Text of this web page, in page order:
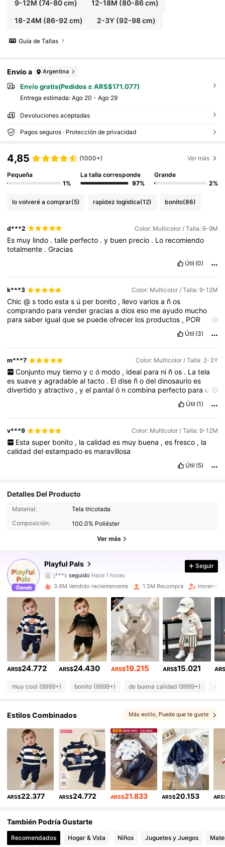
9-12M (74-80 cm) 12-18M (80-86 cm)
18-24M (86-92 cm) 2-3Y (92-98 cm)
Guía de Tallas
Envío a Argentina
Envío gratis(Pedidos ≥ ARS$171.077)
Entrega estimada: Ago 20 - Ago 29
Devoluciones aceptadas
Pagos seguros · Protección de privacidad
4,85 (1000+) Ver más
Pequeña
1%
La talla corresponde
97%
Grande
2%
lo volveré a comprar(5) rapidez logística(12) bonito(86)
d***2 Color: Multicolor / Talla: 6-9M
Es muy lindo .talle perfecto .y buen precio . Lo recomiendo
totalmente .Gracias
Útil (0)
k***3 Color: Multicolor / Talla: 9-12M
Chic@stodoestas ú per bonito , llevovariosa ños
comprando paravendergraciasadioseso meayudo mucho
parasaber igualquese puedeofrecer los productos , POR
podemos
encontramos
cuandonolorecomiendanycuandosi,asíquetomenen
cuentaeso . Los
muy bonitos ,los bienlastallasyrepitolos
comentarios,lasblusas deDAZYy EmeryRosesonlasmejores
encalidad .Loscalcetinesson deexcelentecalidad,la ropa
niñoes sencillaladehombrenovalelospreciosylos bikinis
ensusventas
Útil (3)
m***7 Color: Multicolor / Talla: 2-3Y
Conjunto muy tierno y c ó modo , ideal para ni ñ os . La tela
essuaveyagradablealtacto . Eldise ñodeldinosaurioes
divertidoyatractivo ,yel pantaló ncombina perfecto para un
Útil (1)
v***9 Color: Multicolor / Talla: 9-12M
Esta super bonito , la calidad es muy buena , es fresco , la
calidaddelestampadoes maravillosa
Útil (5)
Detalles Del Producto
Material:
Tela tricotada
Composición:
100.0% Poliéster
Ver más
Playful Pals
412K Seguidores
j***s seguido
4,90
412K Seguidores
4,90 412K Seguidores
412K Seguidores
412K Seguidores
4,90 412K Seguidores
4,90 412K Seguidores
412K Seguidores
Seguir
3.6M Vendido recientemente 1.5M Recompra
ARS$24.772 ARS$24.430 ARS$19.215 ARS$15.021
muy cool (9999+) bonito (9999+) de buena calidad (9999+)
Estilos Combinados Más estilo, Puede que te guste
ARS$22.377 ARS$24.772 ARS$21.833 ARS$20.153
También Podría Gustarte
Recomendados Hogar & Vida Niños Juguetes y Juegos